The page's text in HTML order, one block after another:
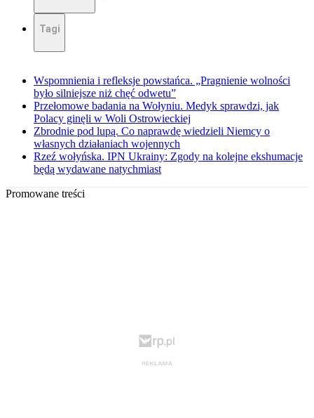
Tagi
Wspomnienia i refleksje powstańca. „Pragnienie wolności
było silniejsze niż chęć odwetu”
Przełomowe badania na Wołyniu. Medyk sprawdzi, jak
Polacy ginęli w Woli Ostrowieckiej
Zbrodnie pod lupą. Co naprawdę wiedzieli Niemcy o
własnych działaniach wojennych
Rzeź wołyńska. IPN Ukrainy: Zgody na kolejne ekshumacje
będą wydawane natychmiast
Promowane treści